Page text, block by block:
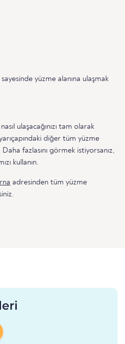
yüzme alanına ulaşmak
ulaşacağınızı tam olarak
diğer tüm yüzme
fazlasını görmek istiyorsanız,
kullanın.
adresinden tüm yüzme